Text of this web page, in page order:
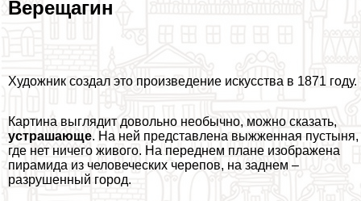
Верещагин
Художник создал это произведение искусства в 1871 году.
Картина выглядит довольно необычно, можно сказать,
устрашающе. На ней представлена выжженная пустыня,
где нет ничего живого. На переднем плане изображена
пирамида из человеческих черепов, на заднем –
разрушенный город.